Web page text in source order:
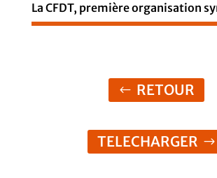
La CFDT, première organisation
RETOUR
TELECHARGER